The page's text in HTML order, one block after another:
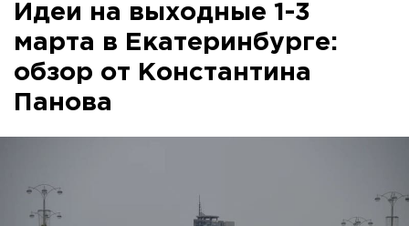
Идеи на выходные 1-3
марта в Екатеринбурге:
обзор от Константина
Панова